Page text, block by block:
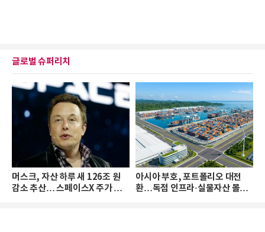
글로벌 슈퍼리치
머스크, 자산 하루 새 126조 원
감소 추산… 스페이스X 주가 하
아시아 부호, 포트폴리오 대전
환…독점 인프라·실물자산 몰린